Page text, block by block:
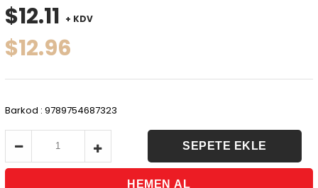
$12.11 + KDV
$12.96
Barkod : 9789754687323